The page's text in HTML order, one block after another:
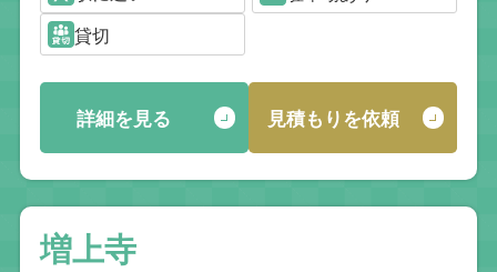
貸切
詳細を見る 見積もりを依頼
増上寺